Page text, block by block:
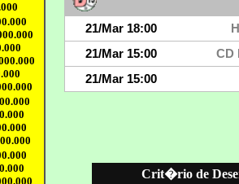
Crit�rio de